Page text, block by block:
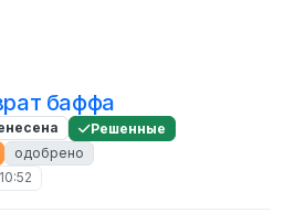
баффа
Решенные
одобрено